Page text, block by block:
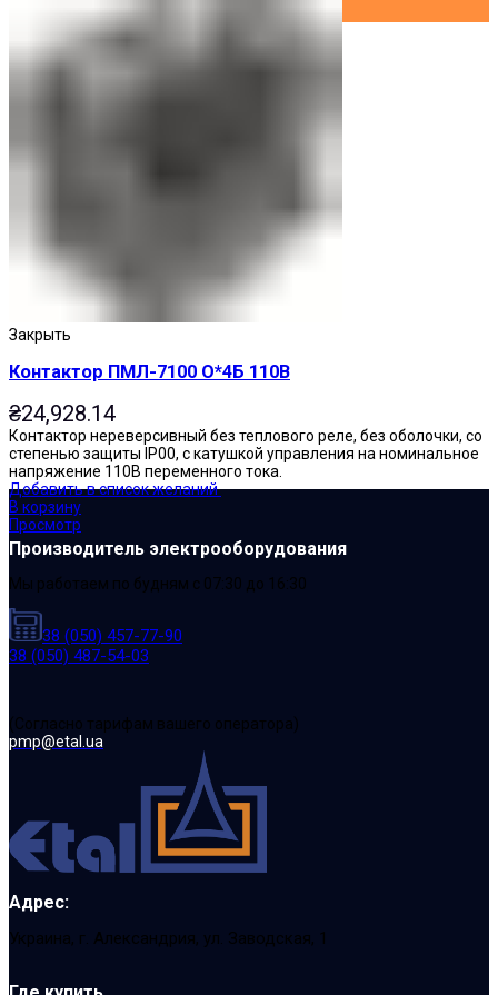
Закрыть
Контактор ПМЛ-7100 О*4Б 110В
₴24,928.14
Контактор нереверсивный без теплового реле, без оболочки, со
степенью защиты IP00, с катушкой управления на номинальное
напряжение 110В переменного тока.
Добавить в список желаний
В корзину
Просмотр
Производитель электрооборудования
Мы работаем по будням с 07:30 до 16:30
38 (050) 457-77-90
38 (050) 487-54-03
(Cогласно тарифам вашего оператора)
pmp@etal.ua
Адрес:
Украина, г. Александрия, ул. Заводская, 1